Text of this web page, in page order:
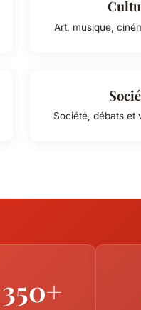
Art, musique,
Société, débats et
350+